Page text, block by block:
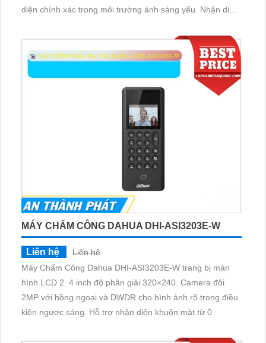
diện chính xác trong môi trường ánh sáng yếu. Nhận diện
MÁY CHẤM CÔNG DAHUA DHI-ASI3203E-W
Liên hệ
Liên hệ
Máy Chấm Công Dahua DHI-ASI3203E-W trang bị màn
hình LCD 2. 4 inch độ phân giải 320×240. Camera đôi
2MP với hồng ngoại và DWDR cho hình ảnh rõ trong điều
kiện ngược sáng. Hỗ trợ nhận diện khuôn mặt từ 0